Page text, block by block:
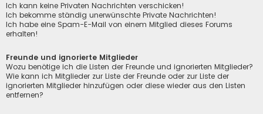
Ich kann keine Privaten Nachrichten verschicken!
Ich bekomme ständig unerwünschte Private Nachrichten!
Ich habe eine Spam-E-Mail von einem Mitglied dieses Forums
erhalten!
Freunde und ignorierte Mitglieder
Wozu benötige ich die Listen der Freunde und ignorierten Mitglieder?
Wie kann ich Mitglieder zur Liste der Freunde oder zur Liste der
ignorierten Mitglieder hinzufügen oder diese wieder aus den Listen
entfernen?